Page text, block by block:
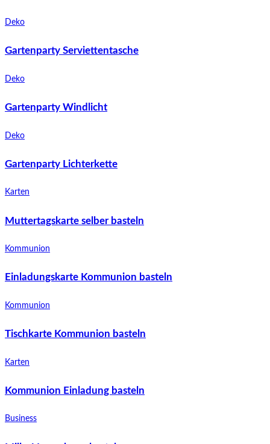
Deko
Gartenparty Serviettentasche
Deko
Gartenparty Windlicht
Deko
Gartenparty Lichterkette
Karten
Muttertagskarte selber basteln
Kommunion
Einladungskarte Kommunion basteln
Kommunion
Tischkarte Kommunion basteln
Karten
Kommunion Einladung basteln
Business